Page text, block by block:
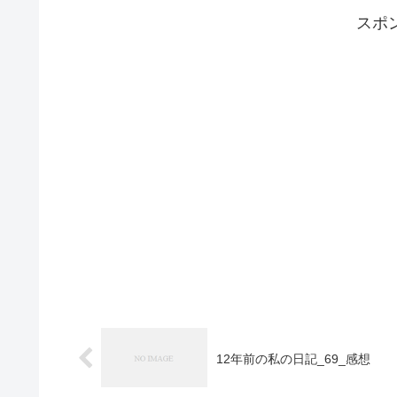
スポ
12年前の私の日記_69_感想